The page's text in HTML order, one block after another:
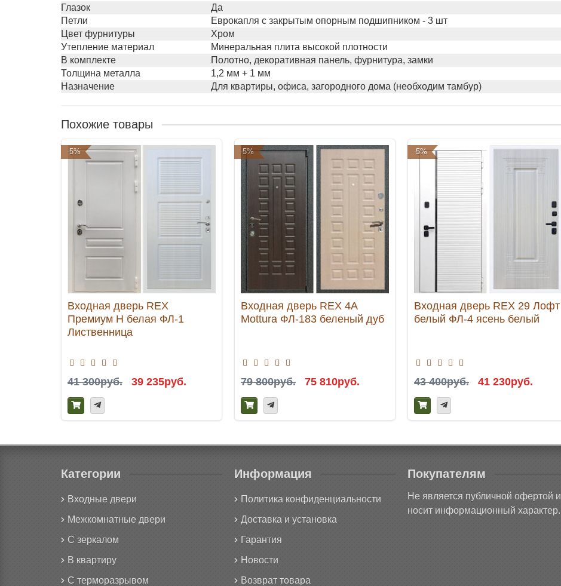
Глазок
Да
Петли
Еврокапля с закрытым опорным подшипником - 3 шт
Цвет фурнитуры
Хром
Утепление материал
Минеральная плита высокой плотности
В комплекте
Полотно, декоративная панель, фурнитура, замки
Толщина металла
1,2 мм + 1 мм
Назначение
Для квартиры, офиса, загородного дома (необходим тамбур)
Похожие товары
-5%
Входная дверь REX
Премиум H белая ФЛ-1
Лиственница
41 300руб. 39 235руб.
-5%
Входная дверь REX 4A
Mottura ФЛ-183 беленый дуб
79 800руб. 75 810руб.
-5%
Входная дверь REX 29 Лофт
белый ФЛ-4 ясень белый
43 400руб. 41 230руб.
Категории
Входные двери
Межкомнатные двери
С зеркалом
В квартиру
С терморазрывом
Информация
Политика конфиденциальности
Доставка и установка
Гарантия
Новости
Возврат товара
Покупателям
Не является публичной офертой и
носит информационный характер.